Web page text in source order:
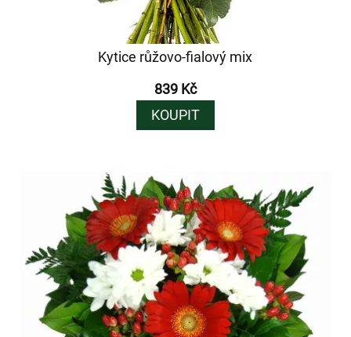
Kytice růžovo-fialový mix
839 Kč
KOUPIT